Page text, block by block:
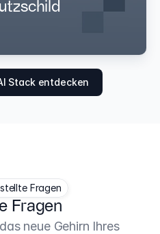
Stack entdecken
Fragen
Fragen
neue Gehirn Ihres